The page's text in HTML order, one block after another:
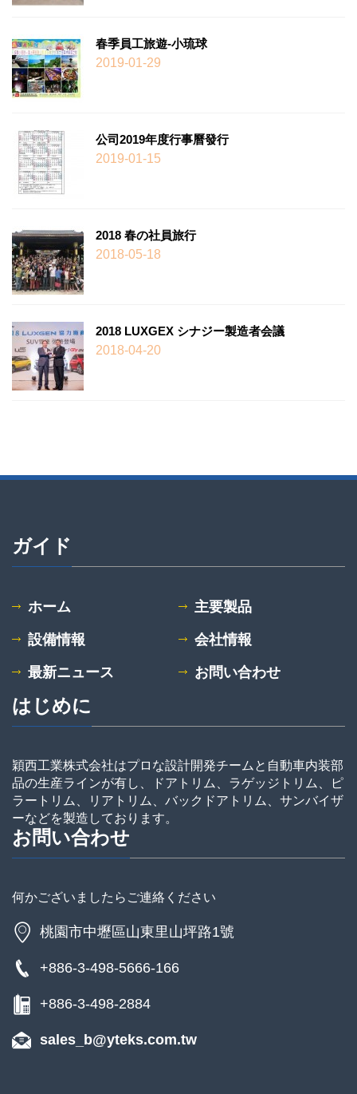
春季員工旅遊-小琉球
2019-01-29
公司2019年度行事曆發行
2019-01-15
2018 春の社員旅行
2018-05-18
2018 LUXGEX シナジー製造者会議
2018-04-20
ガイド
ホーム 主要製品
設備情報 会社情報
最新ニュース お問い合わせ
はじめに
穎西工業株式会社はプロな設計開発チームと自動車内装部
品の生産ラインが有し、ドアトリム、ラゲッジトリム、ピ
ラートリム、リアトリム、バックドアトリム、サンバイザ
ーなどを製造しております。
お問い合わせ
何かございましたらご連絡ください
桃園市中壢區山東里山坪路1號
+886-3-498-5666-166
+886-3-498-2884
sales_b@yteks.com.tw